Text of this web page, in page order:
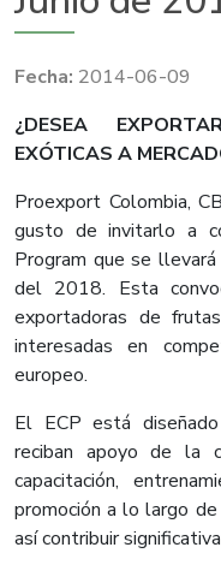
2014-06-09
​¿DESEA
EXÓTICAS A
Proexport Colombia,
gusto de invitarlo a
Program que se
del 2018. Esta
exportadoras de
interesadas en
europeo.
El ECP está
reciban apoyo de la
capacitación,
promoción a lo largo
así contribuir